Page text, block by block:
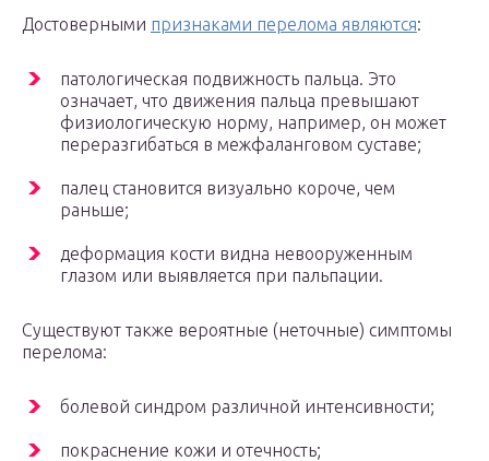
Достоверными признаками перелома являются:
патологическая подвижность пальца. Это
означает, что движения пальца превышают
физиологическую норму, например, он может
переразгибаться в межфаланговом суставе;
палец становится визуально короче, чем
раньше;
деформация кости видна невооруженным
глазом или выявляется при пальпации.
Существуют также вероятные (неточные) симптомы
перелома:
болевой синдром различной интенсивности;
покраснение кожи и отечность;